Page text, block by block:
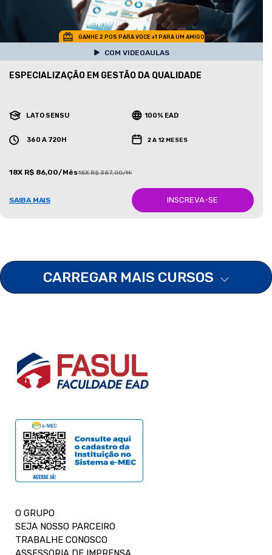
GANHE 2 POS PARA VOCE +1 PARA UM AMIGO
COM VIDEOAULAS
ESPECIALIZAÇÃO EM GESTÃO DA QUALIDADE
LATO SENSU 100% EAD
360 A 720H 2 A 12 MESES
18X R$ 86,00/Mês18X R$ 387,00/Mês
SAIBA MAIS INSCREVA-SE
CARREGAR MAIS CURSOS
O GRUPO
SEJA NOSSO PARCEIRO
TRABALHE CONOSCO